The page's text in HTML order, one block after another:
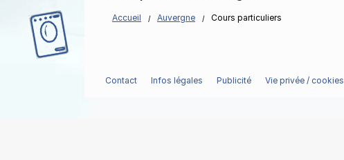
Accueil Auvergne Cours particuliers
Contact Infos légales Publicité Vie privée / cookies